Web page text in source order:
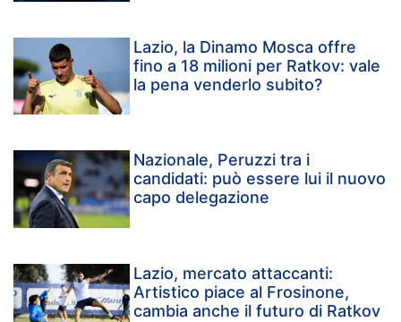
Lazio, la Dinamo Mosca offre
fino a 18 milioni per Ratkov: vale
la pena venderlo subito?
Nazionale, Peruzzi tra i
candidati: può essere lui il nuovo
capo delegazione
Lazio, mercato attaccanti:
Artistico piace al Frosinone,
cambia anche il futuro di Ratkov